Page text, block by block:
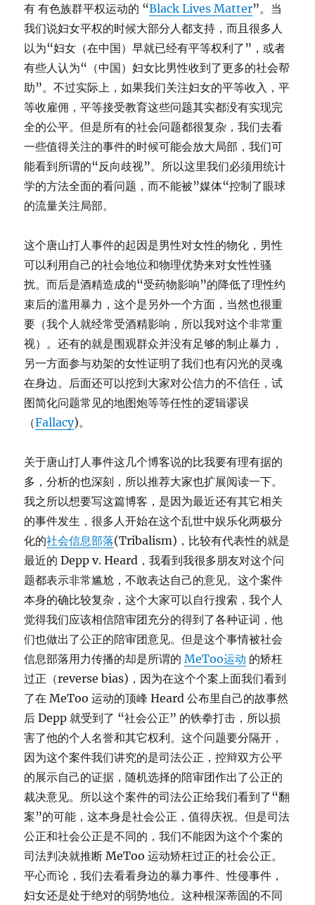
有 有色族群平权运动的 “Black Lives Matter”。当
我们说妇女平权的时候大部分人都支持，而且很多人
以为“妇女（在中国）早就已经有平等权利了”，或者
有些人认为“（中国）妇女比男性收到了更多的社会帮
助”。不过实际上，如果我们关注妇女的平等收入，平
等收雇佣，平等接受教育这些问题其实都没有实现完
全的公平。但是所有的社会问题都很复杂，我们去看
一些值得关注的事件的时候可能会放大局部，我们可
能看到所谓的“反向歧视”。所以这里我们必须用统计
学的方法全面的看问题，而不能被”媒体“控制了眼球
的流量关注局部。
这个唐山打人事件的起因是男性对女性的物化，男性
可以利用自己的社会地位和物理优势来对女性性骚
扰。而后是酒精造成的“受药物影响”的降低了理性约
束后的滥用暴力，这个是另外一个方面，当然也很重
要（我个人就经常受酒精影响，所以我对这个非常重
视）。还有的就是围观群众并没有足够的制止暴力，
另一方面参与劝架的女性证明了我们也有闪光的灵魂
在身边。后面还可以挖到大家对公信力的不信任，试
图简化问题常见的地图炮等等任性的逻辑谬误
（Fallacy)。
关于唐山打人事件这几个博客说的比我要有理有据的
多，分析的也深刻，所以推荐大家也扩展阅读一下。
我之所以想要写这篇博客，是因为最近还有其它相关
的事件发生，很多人开始在这个乱世中娱乐化两极分
化的社会信息部落(Tribalism)，比较有代表性的就是
最近的 Depp v. Heard，我看到我很多朋友对这个问
题都表示非常尴尬，不敢表达自己的意见。这个案件
本身的确比较复杂，这个大家可以自行搜索，我个人
觉得我们应该相信陪审团充分的得到了各种证词，他
们也做出了公正的陪审团意见。但是这个事情被社会
信息部落用力传播的却是所谓的MeToo运动 的矫枉
过正（reverse bias)，因为在这个个案上面我们看到
了在 MeToo 运动的顶峰 Heard 公布里自己的故事然
后 Depp 就受到了 “社会公正” 的铁拳打击，所以损
害了他的个人名誉和其它权利。这个问题要分隔开，
因为这个案件我们讲究的是司法公正，控辩双方公平
的展示自己的证据，随机选择的陪审团作出了公正的
裁决意见。所以这个案件的司法公正给我们看到了“翻
案”的可能，这本身是社会公正，值得庆祝。但是司法
公正和社会公正是不同的，我们不能因为这个个案的
司法判决就推断 MeToo 运动矫枉过正的社会公正。
平心而论，我们去看看身边的暴力事件、性侵事件，
妇女还是处于绝对的弱势地位。这种根深蒂固的不同